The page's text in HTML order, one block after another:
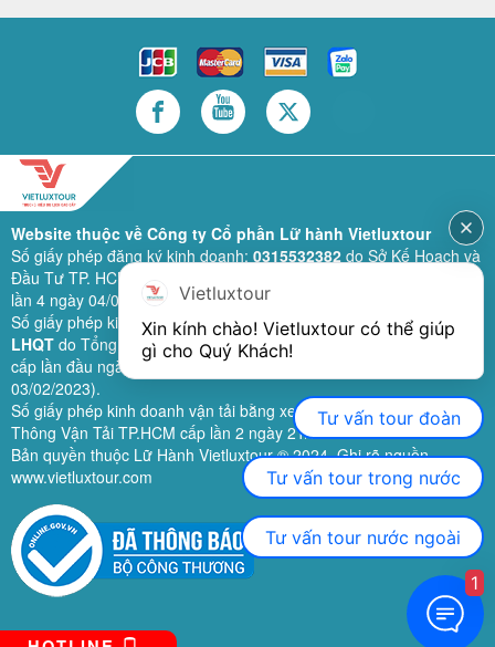
Website thuộc về Công ty Cổ phần Lữ hành Vietluxtour
Số giấy phép đăng ký kinh doanh: 0315532382do Sở Kế Hoạch và
Đầu Tư TP. HCM cấp lần đầu ngày 28/02/2019 (sửa đổi bổ sung
lần 4 ngày 04/06/2024).
Số giấy phép kinh doanh lữ hành quốc tế:79-1111/2019/TCDL-GP
LHQTdo Tổng Cục Du Lịch (nay là Cục Du lịch quốc gia Việt Nam)
cấp lần đầu ngày 26/09/2019 (sửa đổi, bổ sung lần 3 ngày
03/02/2023).
Số giấy phép kinh doanh vận tải bằng xe ô tô:11924do Sở Giao
Thông Vận Tải TP.HCM cấp lần 2 ngày 21/02/2023.
Bản quyền thuộc Lữ Hành Vietluxtour ® 2024. Ghi rõ nguồn
www.vietluxtour.com
Vietluxtour
Xin kính chào! Vietluxtour có thể giúp
gì cho Quý Khách!
Tư vấn tour đoàn
Tư vấn tour trong nước
Tư vấn tour nước ngoài
1